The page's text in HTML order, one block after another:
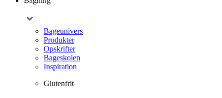
Bageunivers
Produkter
Opskrifter
Bageskolen
Inspiration
Glutenfrit